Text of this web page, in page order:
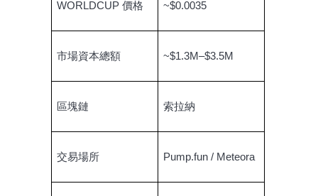
WORLDCUP 價格 ~$0.0035
市場資本總額 ~$1.3M–$3.5M
區塊鏈 索拉納
交易場所 Pump.fun / Meteora